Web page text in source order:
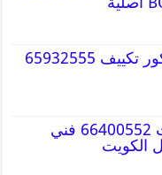
قص خرسانه وفتح كور تكييف 65932555
تظليل سيارة الكويت 66400552 فني
الكويت